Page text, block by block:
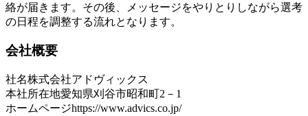
絡が届きます。その後、メッセージをやりとりしながら選考
の日程を調整する流れとなります。
会社概要
社名株式会社アドヴィックス
本社所在地愛知県刈谷市昭和町2－1
ホームページhttps://www.advics.co.jp/